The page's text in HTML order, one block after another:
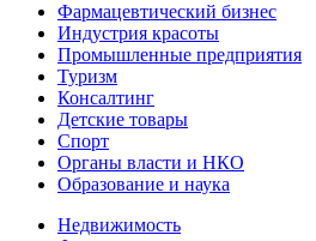
Фармацевтический бизнес
Индустрия красоты
Промышленные предприятия
Туризм
Консалтинг
Детские товары
Спорт
Органы власти и НКО
Образование и наука
Недвижимость